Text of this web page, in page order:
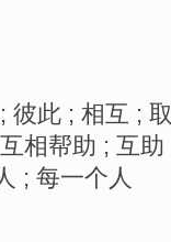
彼此 ; 相互 ;
互相帮助 ; 互
; 每一个人